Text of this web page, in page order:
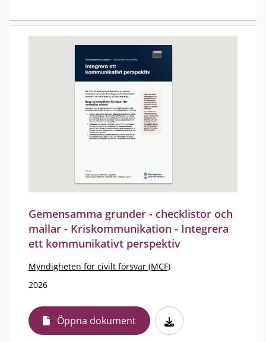
Gemensamma grunder - checklistor och
mallar - Kriskommunikation - Integrera
ett kommunikativt perspektiv
Myndigheten för civilt försvar (MCF)
2026
Öppna dokument